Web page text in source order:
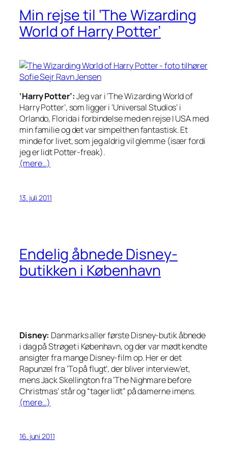
Min rejse til ‘The Wizarding
World of Harry Potter’
‘Harry Potter’:Jeg var i ’The Wizarding World of
Harry Potter’, som ligger i ’Universal Studios’ i
Orlando, Florida i forbindelse med en rejse I USA med
min familie og det var simpelthen fantastisk. Et
minde for livet, som jeg aldrig vil glemme (især fordi
jeg er lidt Potter-freak).
(mere…)
13. juli 2011
Endelig åbnede Disney-
butikken i København
Disney: Danmarks aller første Disney-butik åbnede
i dag på Strøget i København, og der var mødt kendte
ansigter fra mange Disney-film op. Her er det
Rapunzel fra ‘To på flugt’, der bliver interview’et,
mens Jack Skellington fra ‘The Nighmare before
Christmas’ står og “tager lidt” på damerne imens.
(mere…)
16. juni 2011